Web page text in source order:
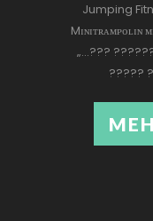
Jumping
Mɪɴɪᴛʀᴀᴍᴘᴏʟɪɴ
„…???
?????